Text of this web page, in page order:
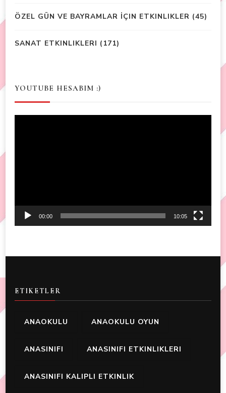
ÖZEL GÜN VE BAYRAMLAR İÇIN ETKINLIKLER (45)
SANAT ETKINLIKLERI (171)
YOUTUBE HESABIM :)
00:00 10:05
ETIKETLER
ANAOKULU ANAOKULU OYUN
ANASINIFI ANASINIFI ETKINLIKLERI
ANASINIFI KALIPLI ETKINLIK